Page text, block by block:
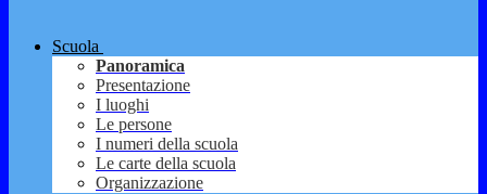
Scuola
Panoramica
Presentazione
I luoghi
Le persone
I numeri della scuola
Le carte della scuola
Organizzazione